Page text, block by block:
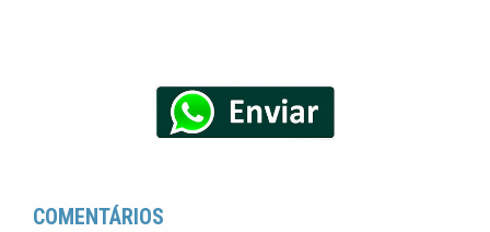
COMENTÁRIOS